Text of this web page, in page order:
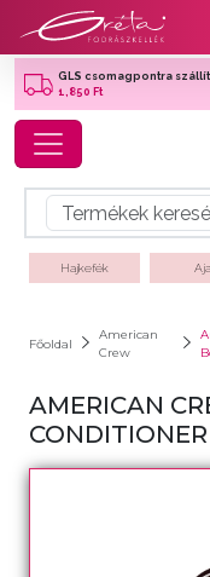
GLS csomagpontra
1,850 Ft
Toggle
Hajkefék
Főoldal
American
Crew
AMERICAN